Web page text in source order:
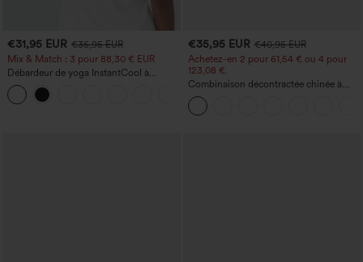
€31,95 EUR €35,95 EUR
Mix & Match : 3 pour 88,30 € EUR
Débardeur de yoga InstantCool à
encolure en U et ourlet arrondi –
UPF50+
€35,95 EUR €40,95 EUR
Achetez-en 2 pour 61,54 € ou 4 pour
123,08 €.
Combinaison décontractée chinée à
bretelles réglables, fronces et jambes
larges, avec poches — facile comme
tout